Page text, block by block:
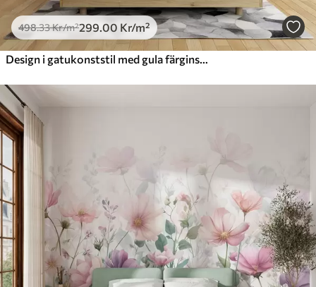
498.33Kr/m²299 .00 Kr/m²